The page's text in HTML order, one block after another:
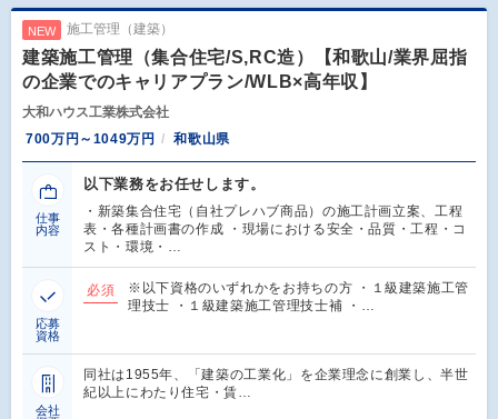
NEW 施工管理（建築）
建築施工管理（集合住宅/S,RC造）【和歌山/業界屈指
の企業でのキャリアプラン/WLB×高年収】
大和ハウス工業株式会社
700万円～1049万円
和歌山県
仕事
内容
以下業務をお任せします。
・新築集合住宅（自社プレハブ商品）の施工計画立案、工程
表・各種計画書の作成 ・現場における安全・品質・工程・コ
スト・環境・…
応募
資格
必須
※以下資格のいずれかをお持ちの方 ・１級建築施工管
理技士 ・１級建築施工管理技士補 ・…
会社
同社は1955年、「建築の工業化」を企業理念に創業し、半世
紀以上にわたり住宅・賃…